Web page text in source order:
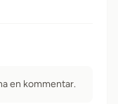
en kommentar.